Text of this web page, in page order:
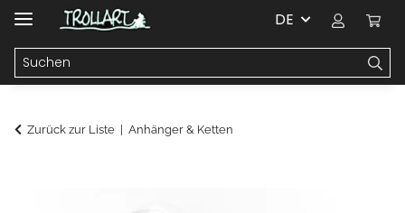
DE
Zurück zur Liste Anhänger & Ketten